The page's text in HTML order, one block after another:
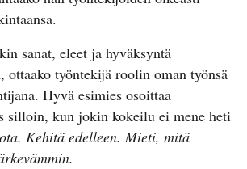
sanat, eleet ja hyväksyntä
ottaako työntekijä roolin oman työnsä
Hyvä esimies osoittaa
silloin, kun jokin kokeilu ei mene heti
Kehitä edelleen. Mieti, mitä